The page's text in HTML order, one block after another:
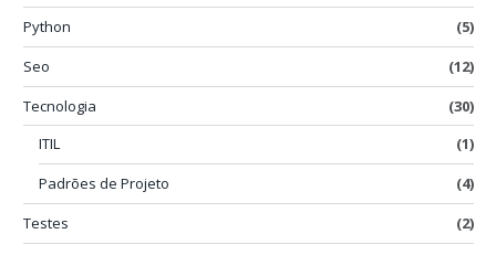
Python
(5)
Seo
(12)
Tecnologia
(30)
ITIL
(1)
Padrões de Projeto
(4)
Testes
(2)